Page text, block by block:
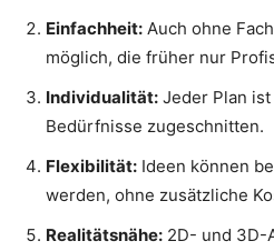
Einfachheit: Auch ohne
möglich, die früher nur
Individualität: Jeder Plan
Bedürfnisse zugeschnitten.
Flexibilität: Ideen können
werden, ohne zusätzliche
Realitätsnähe: 2D- und 3D-